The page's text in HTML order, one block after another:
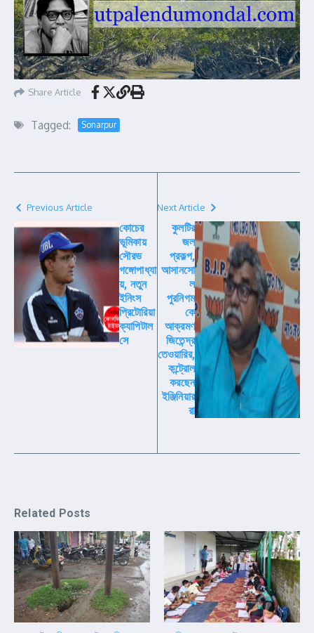
Share Article
Tagged: Sonarpur
Previous Article
কোচের
ভূমিকায়
সৌরভ
গঙ্গোপাধ্যা
য়, নতুন
ইনিংস
প্রিটোরিয়া
ক্যাপিটাল
সে
Next Article
কুলটির
জল
প্রকল্প,
আসানসো
ল
পুরনিগম
কে
আক্রমণ
জিতেন্দ্র
তেওয়ারির,
কন্ট্রোল
করছেন
ইঞ্জিনিয়ার
রা
Related Posts